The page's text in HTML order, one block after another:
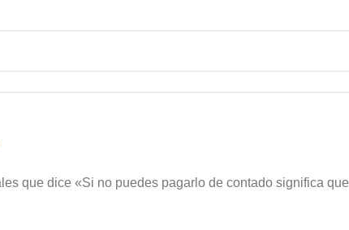
que dice «Si no puedes pagarlo de contado significa que